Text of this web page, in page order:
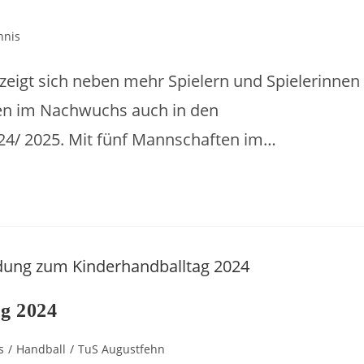
sich neben mehr Spielern und Spielerinnen
im Nachwuchs auch in den
2025. Mit fünf Mannschaften im…
2024
/ Handball / TuS Augustfehn